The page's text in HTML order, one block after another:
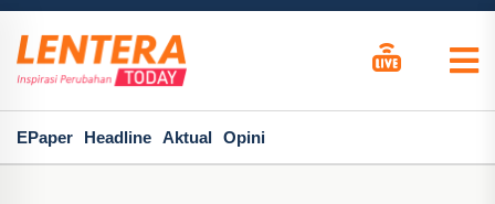
EPaper Headline Aktual Opini